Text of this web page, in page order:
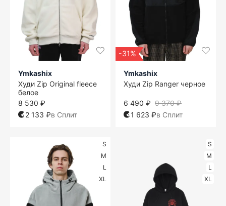
Ymkashix
Худи Zip Original fleece
белое
8 530 ₽
2 133 ₽в Сплит
-31%
Ymkashix
Худи Zip Ranger черное
9 370 ₽
6 490 ₽
1 623 ₽в Сплит
S
M
L
XL
S
M
L
XL